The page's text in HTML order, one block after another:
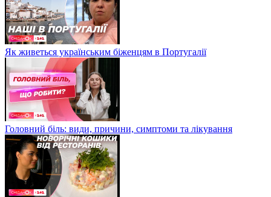
Як живеться українським біженцям в Португалії
Головний біль: види, причини, симптоми та лікування